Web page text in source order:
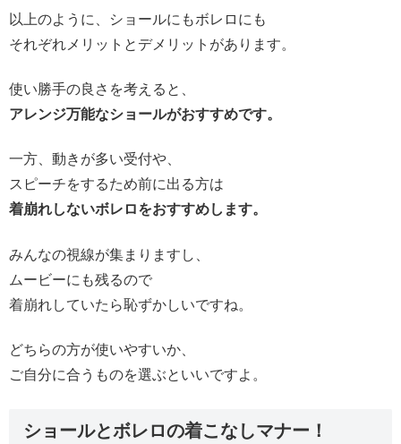
以上のように、ショールにもボレロにも
それぞれメリットとデメリットがあります。
使い勝手の良さを考えると、
アレンジ万能なショールがおすすめです。
一方、動きが多い受付や、
スピーチをするため前に出る方は
着崩れしないボレロをおすすめします。
みんなの視線が集まりますし、
ムービーにも残るので
着崩れしていたら恥ずかしいですね。
どちらの方が使いやすいか、
ご自分に合うものを選ぶといいですよ。
ショールとボレロの着こなしマナー！